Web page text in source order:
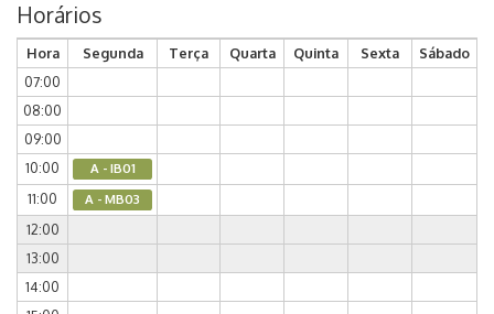
Horários
Hora Segunda Terça Quarta Quinta Sexta
Sábado
07:00
08:00
09:00
10:00
A - IB01
11:00 A - MB03
12:00
13:00
14:00